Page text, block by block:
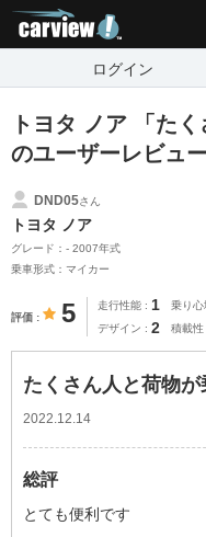
ログイン
トヨタ ノア 「た
のユーザーレビュー
DND05さん
トヨタ ノア
グレード：- 2007年式
乗車形式：マイカー
評価 5 走行性能 1 乗り心
デザイン 2 積載性
たくさん人と荷物
2022.12.14
総評
とても便利です